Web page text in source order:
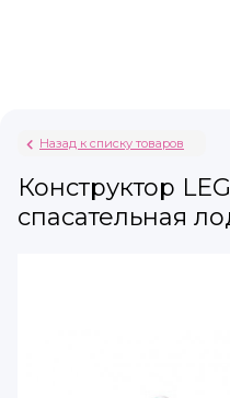
Назад к списку товаров
Конструктор
спасательная